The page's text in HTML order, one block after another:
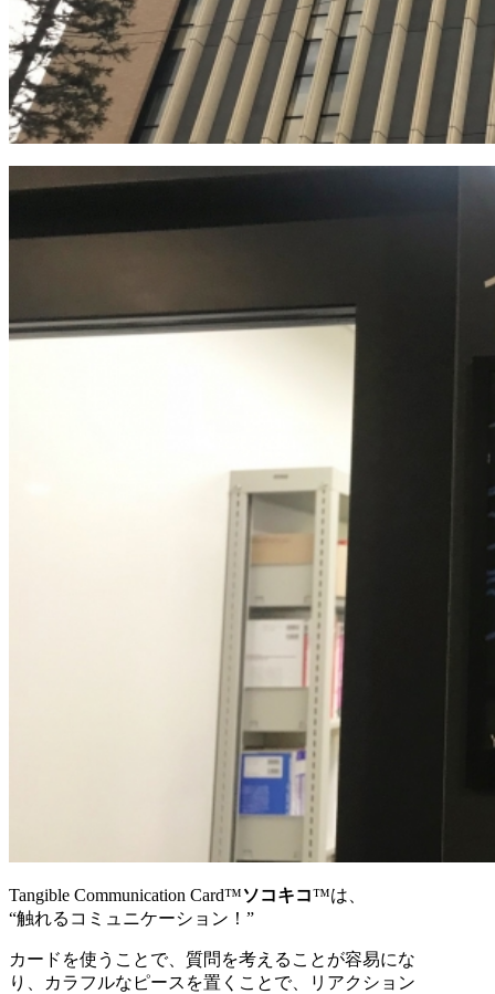
Tangible Communication Card™ソコキコ™は、
“触れるコミュニケーション！”
カードを使うことで、質問を考えることが容易にな
り、カラフルなピースを置くことで、リアクション